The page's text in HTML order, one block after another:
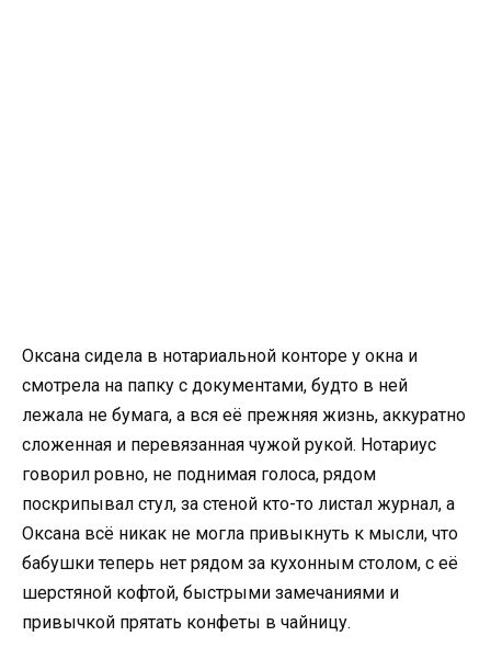
Оксана сидела в нотариальной конторе у окна и
смотрела на папку с документами, будто в ней
лежала не бумага, а вся её прежняя жизнь, аккуратно
сложенная и перевязанная чужой рукой. Нотариус
говорил ровно, не поднимая голоса, рядом
поскрипывал стул, за стеной кто-то листал журнал, а
Оксана всё никак не могла привыкнуть к мысли, что
бабушки теперь нет рядом за кухонным столом, с её
шерстяной кофтой, быстрыми замечаниями и
привычкой прятать конфеты в чайницу.